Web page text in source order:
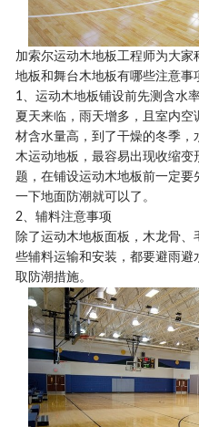
加索尔运动木地板工程师为大
地板和舞台木地板有哪些注意事
1、运动木地板铺设前先测含水
夏天来临，雨天增多，且室内
材含水量高，到了干燥的冬季
木运动地板，最容易出现收缩
题，在铺设运动木地板前一定
一下地面防潮就可以了。
2、辅料注意事项
除了运动木地板面板，木龙骨
些辅料运输和安装，都要避雨
取防潮措施。